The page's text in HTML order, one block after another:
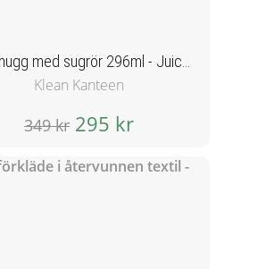
Klean Kanteen
349 kr295 kr